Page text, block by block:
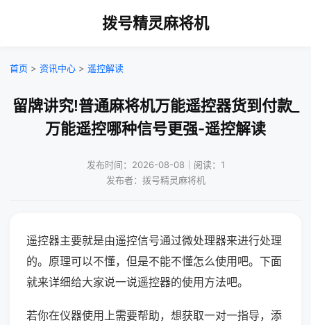
拨号精灵麻将机
首页 > 资讯中心 > 遥控解读
留牌讲究!普通麻将机万能遥控器货到付款_
万能遥控哪种信号更强-遥控解读
发布时间：2026-08-08｜阅读：1
发布者：拨号精灵麻将机
遥控器主要就是由遥控信号通过微处理器来进行处理
的。原理可以不懂，但是不能不懂怎么使用吧。下面
就来详细给大家说一说遥控器的使用方法吧。
若你在仪器使用上需要帮助，想获取一对一指导，添